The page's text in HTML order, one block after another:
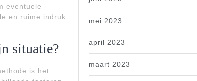
eventuele
en ruime indruk
situatie?
is het
mei 2023
april 2023
maart 2023